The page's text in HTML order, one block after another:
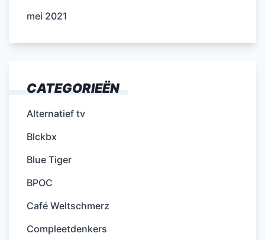
mei 2021
CATEGORIEËN
Alternatief tv
Blckbx
Blue Tiger
BPOC
Café Weltschmerz
Compleetdenkers